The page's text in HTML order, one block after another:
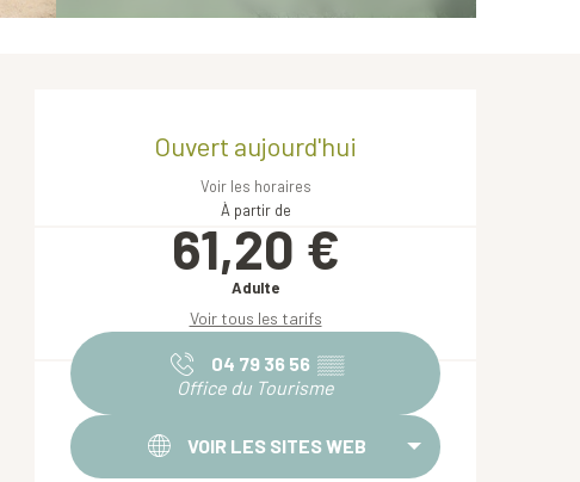
Ouverture et coordonnées
Ouvert aujourd'hui
Voir les horaires
À partir de
61,20 €
Adulte
Voir tous les tarifs
04 79 36 56 ▒▒
Office du Tourisme
VOIR LES SITES WEB